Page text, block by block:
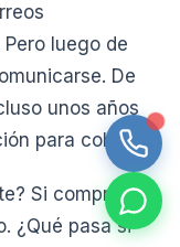
luego de
De
unos años
para cobrar.
Si compró tu
¿Qué pasa si